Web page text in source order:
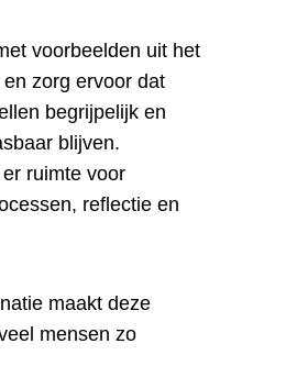
voorbeelden uit het
zorg ervoor dat
begrijpelijk en
blijven.
ruimte voor
reflectie en
maakt deze
mensen zo